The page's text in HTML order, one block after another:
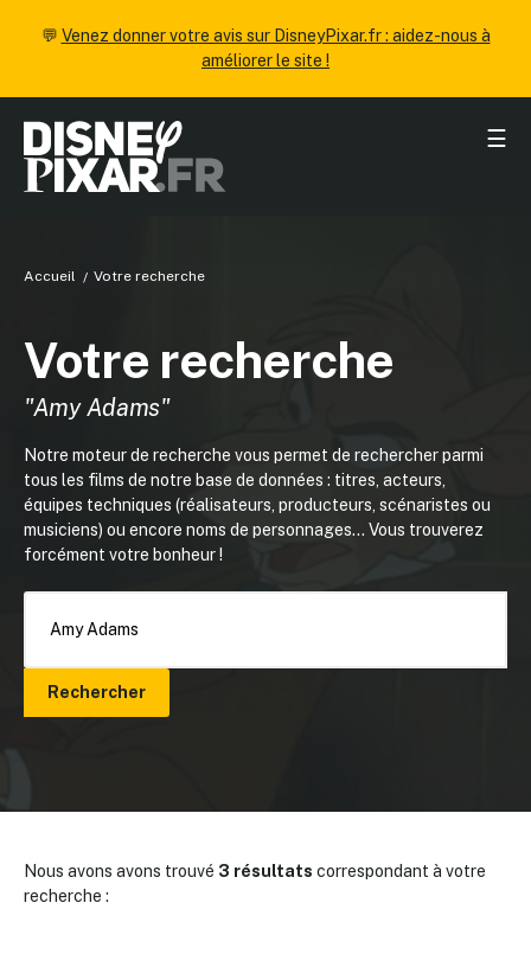
💬 Venez donner votre avis sur DisneyPixar.fr : aidez-nous à
améliorer le site !
☰
Accueil Votre recherche
Votre recherche
"Amy Adams"
Notre moteur de recherche vous permet de rechercher parmi
tous les films de notre base de données : titres, acteurs,
équipes techniques (réalisateurs, producteurs, scénaristes ou
musiciens) ou encore noms de personnages... Vous trouverez
forcément votre bonheur !
Rechercher
Nous avons avons trouvé 3 résultats correspondant à votre
recherche :